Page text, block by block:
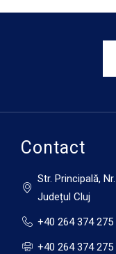
10 august
Contact
Str. Principală,
Județul Cluj
+40 264 374 275
+40 264 374 275